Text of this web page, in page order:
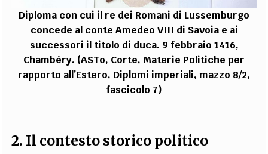
Diploma con cui il re dei Romani di Lussemburgo
concede al conte Amedeo VIII di Savoia e ai
successori il titolo di duca. 9 febbraio 1416,
Chambéry. (ASTo, Corte, Materie Politiche per
rapporto all’Estero, Diplomi imperiali, mazzo 8/2,
fascicolo 7)
2. Il contesto storico politico